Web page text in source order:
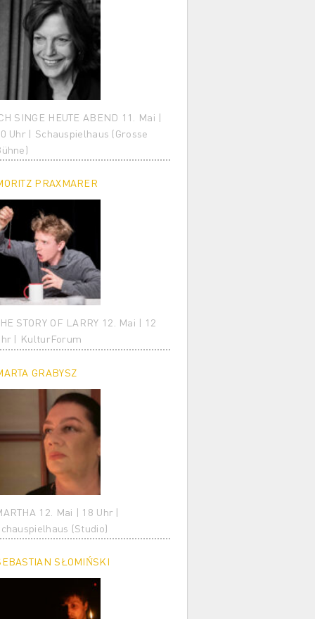
SINGE HEUTE ABEND 11. Mai |
Uhr | Schauspielhaus (Grosse
PRAXMARER
STORY OF LARRY 12. Mai | 12
| KulturForum
GRABYSZ
12. Mai | 18 Uhr |
(Studio)
SŁOMIŃSKI